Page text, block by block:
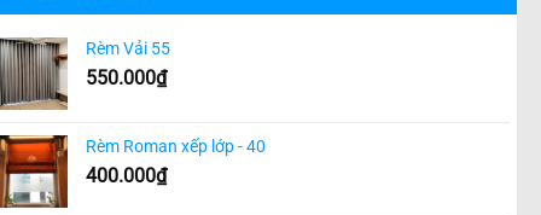
Rèm Vải 55
550.000₫
Rèm Roman xếp lớp - 40
400.000₫